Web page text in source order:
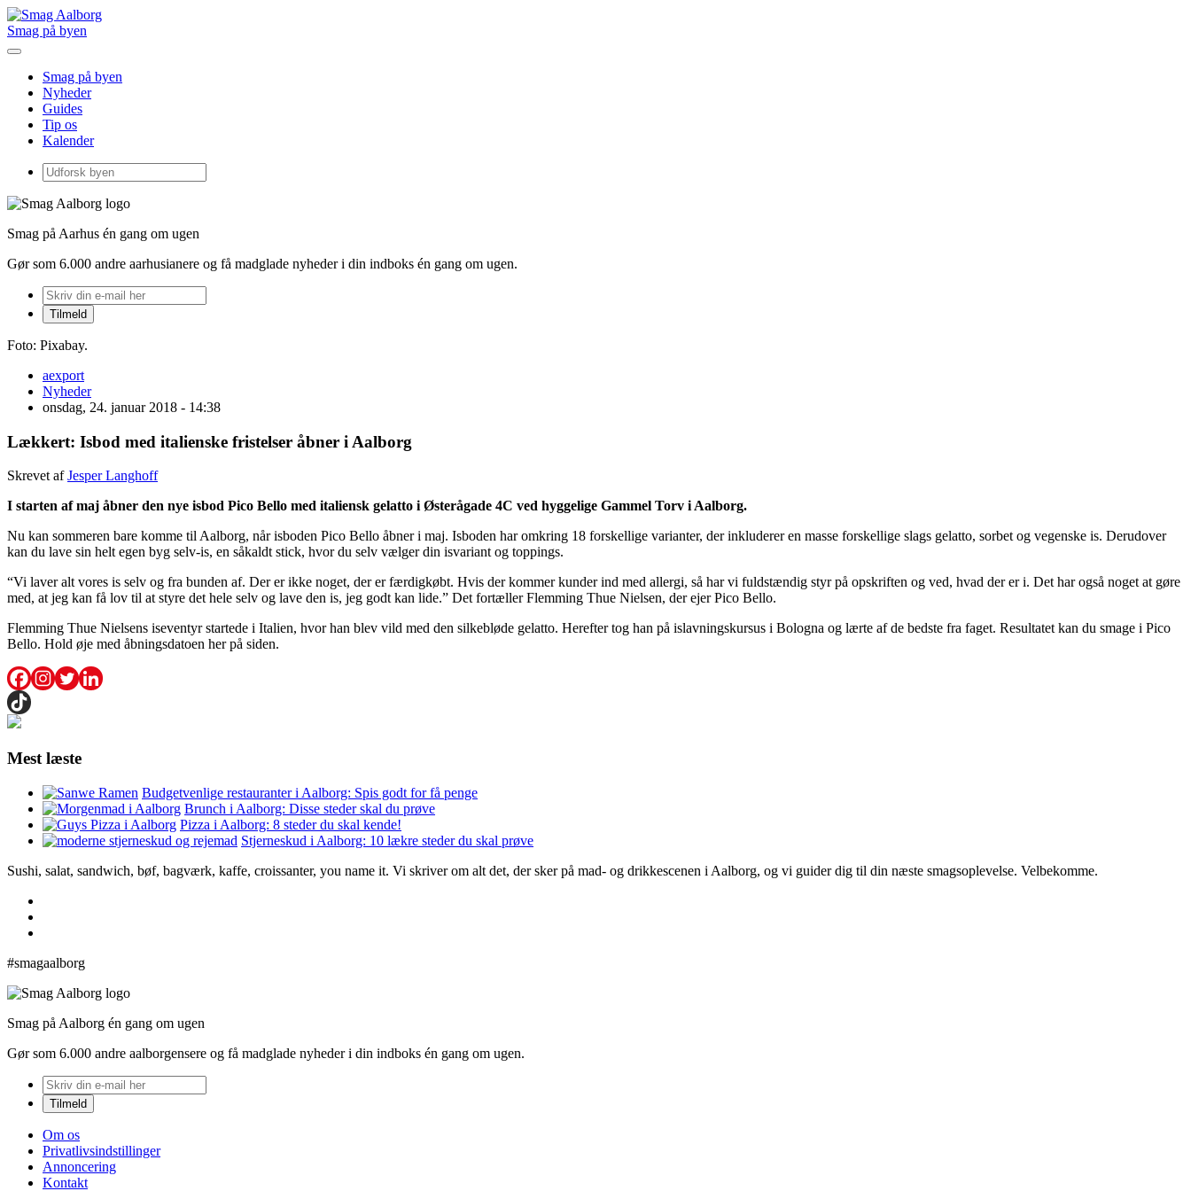
Smag på byen
Smag på byen
Nyheder
Guides
Tip os
Kalender
Smag på Aarhus én gang om ugen
Gør som 6.000 andre aarhusianere og få madglade nyheder i din indboks én gang om ugen.
Foto: Pixabay.
aexport
Nyheder
onsdag, 24. januar 2018 - 14:38
Lækkert: Isbod med italienske fristelser åbner i Aalborg
Skrevet afJesper Langhoff
I starten af maj åbner den nye isbod Pico Bello med italiensk gelatto i Østerågade 4C ved hyggelige Gammel Torv i Aalborg.
Nu kan sommeren bare komme til Aalborg, når isboden Pico Bello åbner i maj. Isboden har omkring 18 forskellige varianter, der inkluderer en masse forskellige slags gelatto, sorbet og vegenske is. Derudover
kan du lave sin helt egen byg selv-is, en såkaldt stick, hvor du selv vælger din isvariant og toppings.
“Vi laver alt vores is selv og fra bunden af. Der er ikke noget, der er færdigkøbt. Hvis der kommer kunder ind med allergi, så har vi fuldstændig styr på opskriften og ved, hvad der er i. Det har også noget at gøre
med, at jeg kan få lov til at styre det hele selv og lave den is, jeg godt kan lide.” Det fortæller Flemming Thue Nielsen, der ejer Pico Bello.
Flemming Thue Nielsens iseventyr startede i Italien, hvor han blev vild med den silkebløde gelatto. Herefter tog han på islavningskursus i Bologna og lærte af de bedste fra faget. Resultatet kan du smage i Pico
Bello. Hold øje med åbningsdatoen her på siden.
Mest læste
Budgetvenlige restauranter i Aalborg: Spis godt for få penge
Brunch i Aalborg: Disse steder skal du prøve
Pizza i Aalborg: 8 steder du skal kende!
Stjerneskud i Aalborg: 10 lækre steder du skal prøve
Sushi, salat, sandwich, bøf, bagværk, kaffe, croissanter, you name it. Vi skriver om alt det, der sker på mad- og drikkescenen i Aalborg, og vi guider dig til din næste smagsoplevelse. Velbekomme.
#smagaalborg
Smag på Aalborg én gang om ugen
Gør som 6.000 andre aalborgensere og få madglade nyheder i din indboks én gang om ugen.
Om os
Privatlivsindstillinger
Annoncering
Kontakt